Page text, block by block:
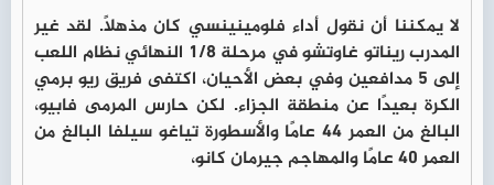
لا يمكننا أن نقول أداء فلومينينسي كان مذهلًا. لقد غير
المدرب ريناتو غاوتشو في مرحلة 1/8 النهائي نظام اللعب
إلى 5 مدافعين وفي بعض الأحيان، اكتفى فريق ريو برمي
الكرة بعيدًا عن منطقة الجزاء. لكن حارس المرمى فابيو،
البالغ من العمر 44 عامًا والأسطورة تياغو سيلفا البالغ من
العمر 40 عامًا والمهاجم جيرمان كانو،